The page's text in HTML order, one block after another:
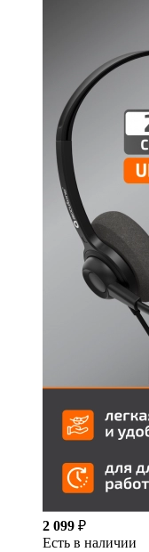
2 099 ₽
Есть в наличии